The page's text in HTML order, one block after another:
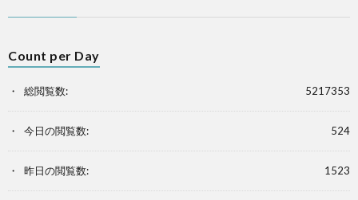
Count per Day
5217353
総閲覧数:
524
今日の閲覧数:
1523
昨日の閲覧数: